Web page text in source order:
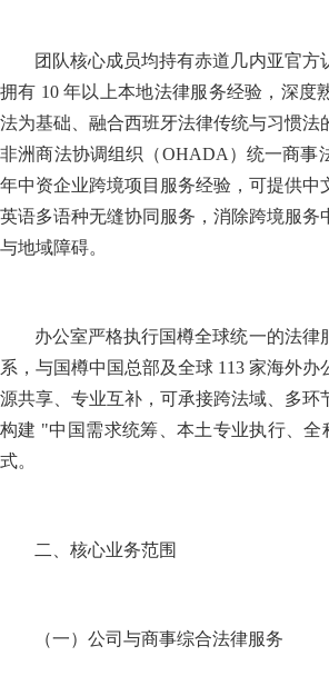
团队核心成员均持有赤道几内亚官方
拥有 10 年以上本地法律服务经验，深度
法为基础、融合西班牙法律传统与习惯法
非洲商法协调组织（OHADA）统一商事
年中资企业跨境项目服务经验，可提供中
英语多语种无缝协同服务，消除跨境服务
与地域障碍。
办公室严格执行国樽全球统一的法律
系，与国樽中国总部及全球 113 家海外办
源共享、专业互补，可承接跨法域、多环
构建 "中国需求统筹、本土专业执行、全
式。
二、核心业务范围
（一）公司与商事综合法律服务